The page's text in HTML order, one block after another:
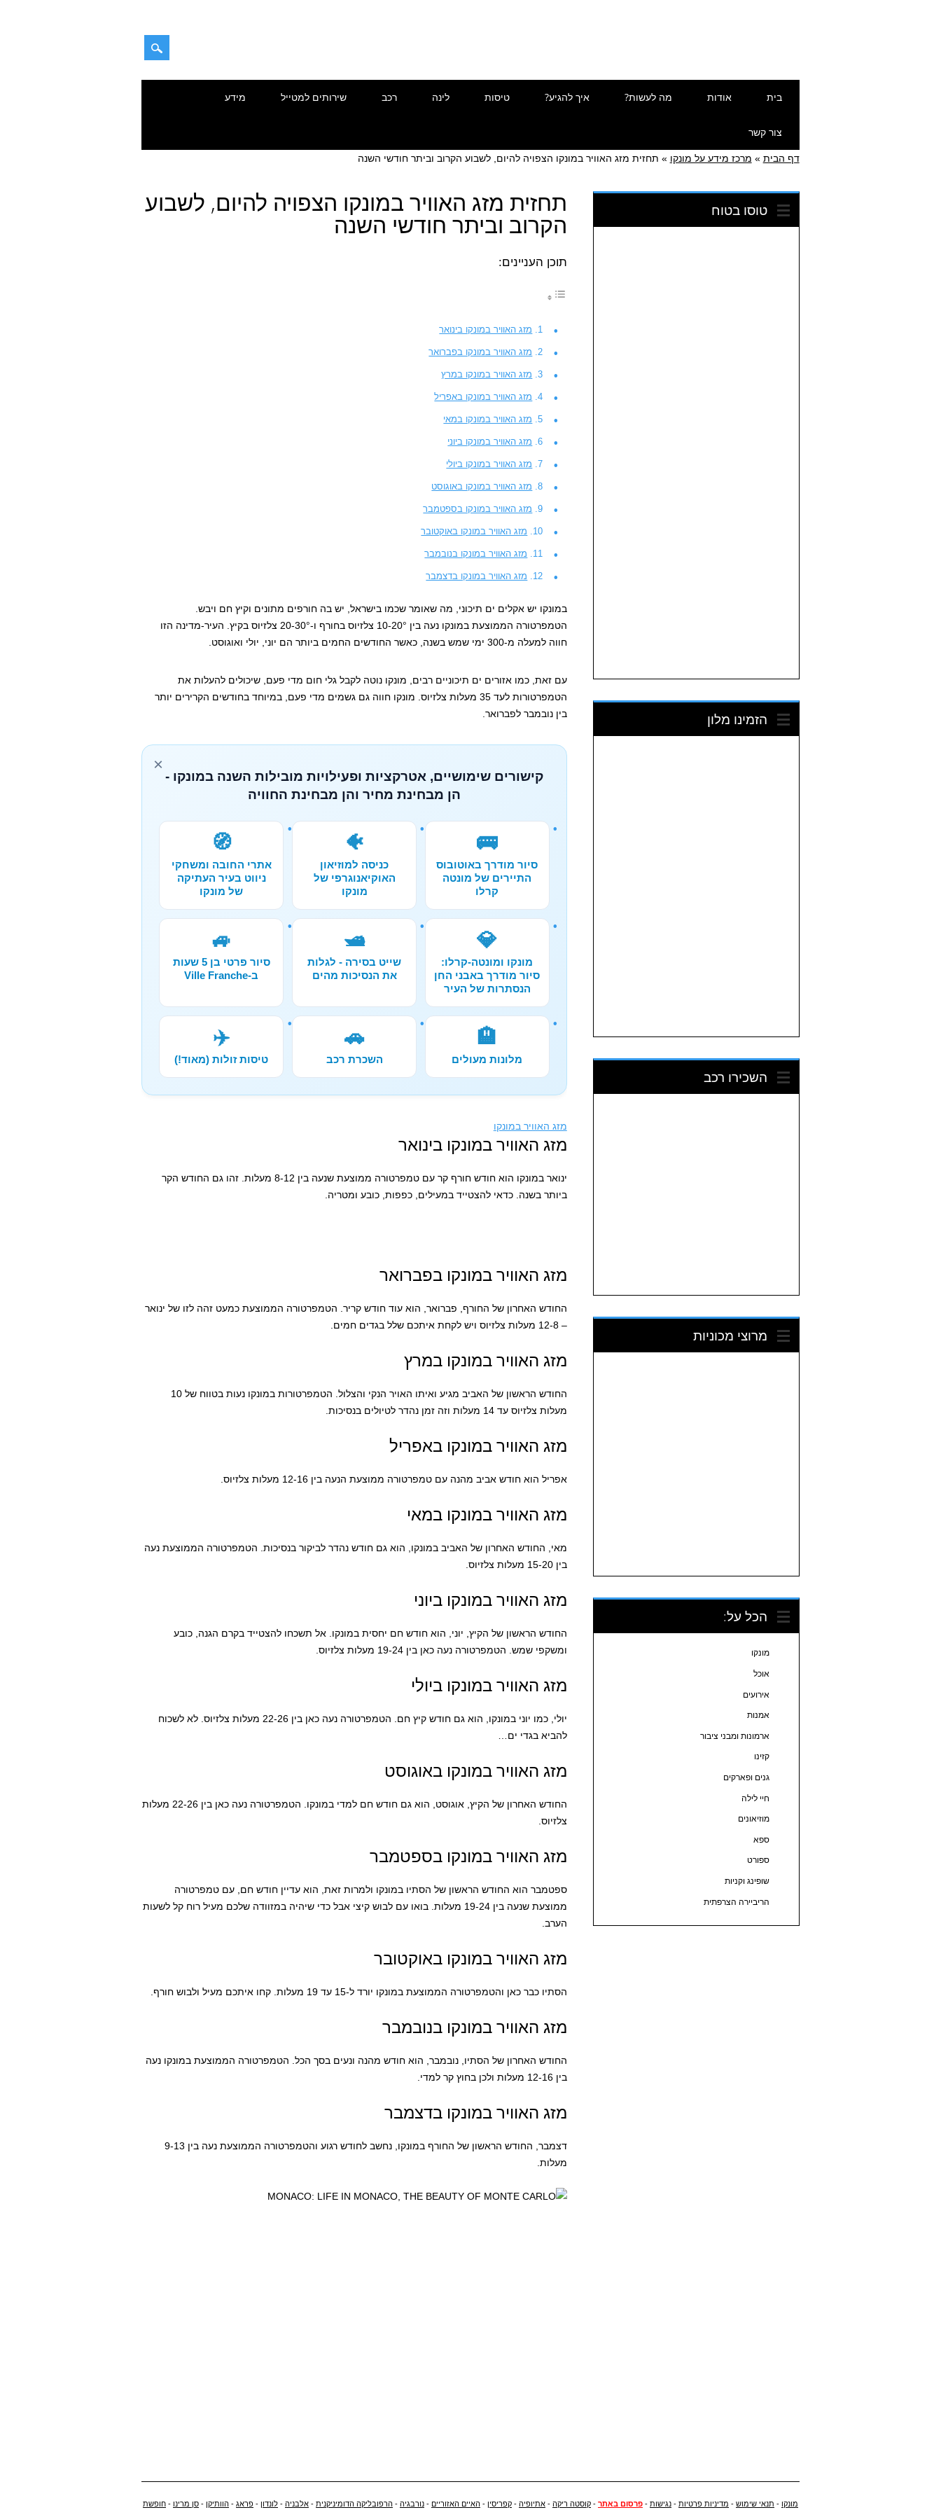
לתוכן
בית אודות מה לעשות? איך להגיע? טיסות לינה רכב שירותים למטייל מידע
צור קשר
דף הבית » מרכז מידע על מונקו » תחזית מזג האוויר במונקו הצפויה להיום, לשבוע הקרוב וביתר חודשי השנה
תחזית מזג האוויר במונקו הצפויה להיום, לשבוע
הקרוב וביתר חודשי השנה
תוכן העניינים:
מזג האוויר במונקו בינואר
מזג האוויר במונקו בפברואר
מזג האוויר במונקו במרץ
מזג האוויר במונקו באפריל
מזג האוויר במונקו במאי
מזג האוויר במונקו ביוני
מזג האוויר במונקו ביולי
מזג האוויר במונקו באוגוסט
מזג האוויר במונקו בספטמבר
מזג האוויר במונקו באוקטובר
מזג האוויר במונקו בנובמבר
מזג האוויר במונקו בדצמבר
במונקו יש אקלים ים תיכוני, מה שאומר שכמו בישראל, יש בה חורפים מתונים וקיץ חם ויבש.
הטמפרטורה הממוצעת במונקו נעה בין 10-20° צלזיוס בחורף ו-20-30° צלזיוס בקיץ. העיר-מדינה הזו
חווה למעלה מ-300 ימי שמש בשנה, כאשר החודשים החמים ביותר הם יוני, יולי ואוגוסט.
עם זאת, כמו אזורים ים תיכוניים רבים, מונקו נוטה לקבל גלי חום מדי פעם, שיכולים להעלות את
הטמפרטורות לעד 35 מעלות צלזיוס. מונקו חווה גם גשמים מדי פעם, במיוחד בחודשים הקרירים יותר
בין נובמבר לפברואר.
×
קישורים שימושיים, אטרקציות ופעילויות מובילות השנה במונקו -
הן מבחינת מחיר והן מבחינת החוויה
🚌
סיור מודרך באוטובוס
התיירים של מונטה
קרלו
🐠
כניסה למוזיאון
האוקיאנוגרפי של
מונקו
🧭
אתרי החובה ומשחקי
ניווט בעיר העתיקה
של מונקו
💎
מונקו ומונטה-קרלו:
סיור מודרך באבני החן
הנסתרות של העיר
🛥️
שייט בסירה - לגלות
את הנסיכות מהים
🚙
סיור פרטי בן 5 שעות
ב-Ville Franche
🏨
מלונות מעולים
🚗
השכרת רכב
✈️
טיסות זולות (מאוד!)
מזג האוויר במונקו
מזג האוויר במונקו בינואר
ינואר במונקו הוא חודש חורף קר עם טמפרטורה ממוצעת שנעה בין 8-12 מעלות. זהו גם החודש הקר
ביותר בשנה. כדאי להצטייד במעילים, כפפות, כובע ומטריה.
מזג האוויר במונקו בפברואר
החודש האחרון של החורף, פברואר, הוא עוד חודש קריר. הטמפרטורה הממוצעת כמעט זהה לזו של ינואר
– 12-8 מעלות צלזיוס ויש לקחת איתכם שלל בגדים חמים.
מזג האוויר במונקו במרץ
החודש הראשון של האביב מגיע ואיתו האויר הנקי והצלול. הטמפרטורות במונקו נעות בטווח של 10
מעלות צלזיוס עד 14 מעלות וזה זמן נהדר לטיולים בנסיכות.
מזג האוויר במונקו באפריל
אפריל הוא חודש אביב מהנה עם טמפרטורה ממוצעת הנעה בין 12-16 מעלות צלזיוס.
מזג האוויר במונקו במאי
מאי, החודש האחרון של האביב במונקו, הוא גם חודש נהדר לביקור בנסיכות. הטמפרטורה הממוצעת נעה
בין 15-20 מעלות צלזיוס.
מזג האוויר במונקו ביוני
החודש הראשון של הקיץ, יוני, הוא חודש חם יחסית במונקו. אל תשכחו להצטייד בקרם הגנה, כובע
ומשקפי שמש. הטמפרטורה נעה כאן בין 19-24 מעלות צלזיוס.
מזג האוויר במונקו ביולי
יולי, כמו יוני במונקו, הוא גם חודש קיץ חם. הטמפרטורה נעה כאן בין 22-26 מעלות צלזיוס. לא לשכוח
להביא בגדי ים…
מזג האוויר במונקו באוגוסט
החודש האחרון של הקיץ, אוגוסט, הוא גם חודש חם למדי במונקו. הטמפרטורה נעה כאן בין 22-26 מעלות
צלזיוס.
מזג האוויר במונקו בספטמבר
ספטמבר הוא החודש הראשון של הסתיו במונקו ולמרות זאת, הוא עדיין חודש חם, עם טמפרטורה
ממוצעת שנעה בין 19-24 מעלות. בואו עם לבוש קיצי אבל כדי שיהיה במזוודה שלכם מעיל רוח קל לשעות
הערב.
מזג האוויר במונקו באוקטובר
הסתיו כבר כאן והטמפרטורה הממוצעת במונקו יורד ל-15 עד 19 מעלות. קחו איתכם מעיל ולבוש חורף.
מזג האוויר במונקו בנובמבר
החודש האחרון של הסתיו, נובמבר, הוא חודש מהנה ונעים בסך הכל. הטמפרטורה הממוצעת במונקו נעה
בין 12-16 מעלות ולכן בחוץ קר למדי.
מזג האוויר במונקו בדצמבר
דצמבר, החודש הראשון של החורף במונקו, נחשב לחודש רגוע והטמפרטורה הממוצעת נעה בין 9-13
מעלות.
טוסו בטוח
הזמינו מלון
השכירו רכב
מרוצי מכוניות
הכל על:
מונקו
אוכל
אירועים
אמנות
ארמונות ומבני ציבור
קזינו
גנים ופארקים
חיי לילה
מוזיאונים
ספא
ספורט
שופינג וקניות
הריביירה הצרפתית
מונקו - תנאי שימוש - מדיניות פרטיות - נגישות - פרסום באתר - קוסטה ריקה - אתיופיה - קפריסין - האיים האזוריים - נורבגיה - הרפובליקה הדומיניקנית - אלבניה - לונדון - פראג - הוותיקן - סן מרינו - חופשת